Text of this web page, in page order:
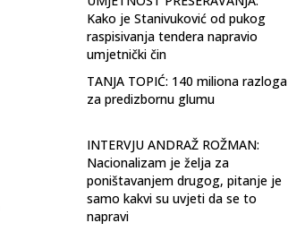
Kako je Stanivuković od pukog
raspisivanja tendera napravio
umjetnički čin
TANJA TOPIĆ: 140 miliona razloga
za predizbornu glumu
INTERVJU ANDRAŽ ROŽMAN:
Nacionalizam je želja za
poništavanjem drugog, pitanje je
samo kakvi su uvjeti da se to
napravi